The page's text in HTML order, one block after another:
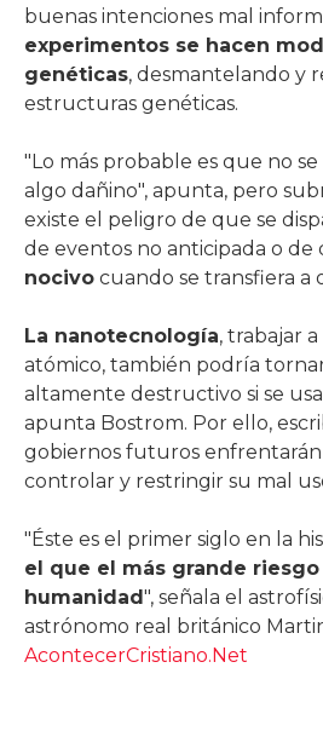
buenas intenciones mal
experimentos se hacen
genéticas, desmantelando y
estructuras genéticas.
"Lo más probable es que no
algo dañino", apunta, pero
existe el peligro de que se
de eventos no anticipada o de
nocivo cuando se transfiera a
La nanotecnología, trabajar
atómico, también podría
altamente destructivo si se
apunta Bostrom. Por ello,
gobiernos futuros
controlar y restringir su mal
"Éste es el primer siglo en la
el que el más grande
humanidad", señala el
astrónomo real británico
AcontecerCristiano.Net